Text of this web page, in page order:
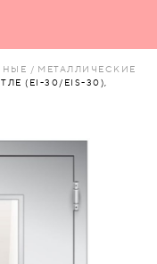
МЕТАЛЛИЧЕСКИЕ
(EI-30/EIS-30),